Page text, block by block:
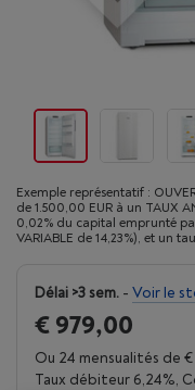
Exemple représentatif :
de 1.500,00 EUR à un TAUX
0,02% du capital emprunté
VARIABLE de 14,23%), et un
Délai >3 sem. - Voir le
€ 979,00
Ou 24 mensualités de €
Taux débiteur 6,24%,